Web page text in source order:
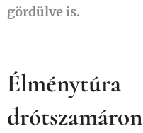
gördülve is.
Élménytúra
drótszamáron